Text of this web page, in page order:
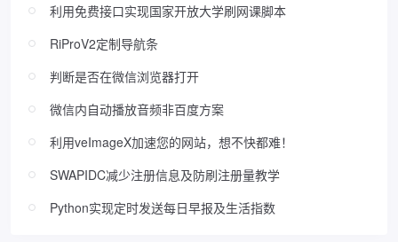
利用免费接口实现国家开放大学刷网课脚本
RiProV2定制导航条
判断是否在微信浏览器打开
微信内自动播放音频非百度方案
利用veImageX加速您的网站，想不快都难！
SWAPIDC减少注册信息及防刷注册量教学
Python实现定时发送每日早报及生活指数